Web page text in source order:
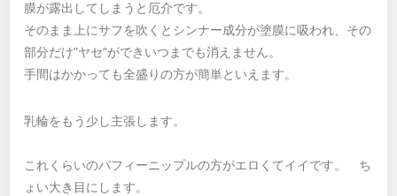
膜が露出してしまうと厄介です。
そのまま上にサフを吹くとシンナー成分が塗膜に吸われ、その
部分だけ”ヤセ”ができいつまでも消えません。
手間はかかっても全盛りの方が簡単といえます。
乳輪をもう少し主張します。
これくらいのパフィーニップルの方がエロくてイイです。 ち
ょい大き目にします。